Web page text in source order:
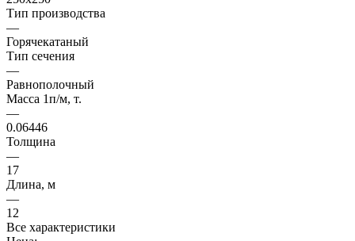
Тип производства
—
Горячекатаный
Тип сечения
—
Равнополочный
Масса 1п/м, т.
—
0.06446
Толщина
—
17
Длина, м
—
12
Все характеристики